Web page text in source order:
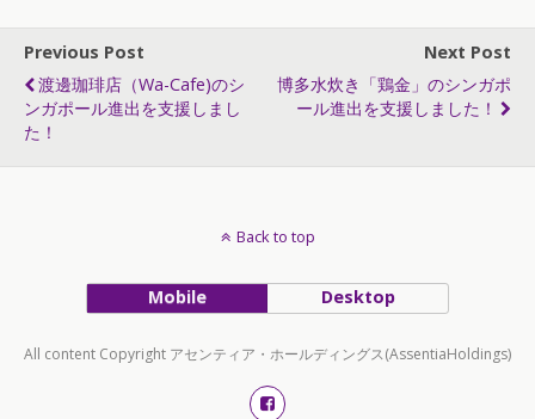
Previous Post
渡邊珈琲店（Wa-Cafe)のシ
ンガポール進出を支援しまし
た！
Next Post
博多水炊き「鶏金」のシンガポ
ール進出を支援しました！
Back to top
Mobile Desktop
All content Copyright アセンティア・ホールディングス(AssentiaHoldings)